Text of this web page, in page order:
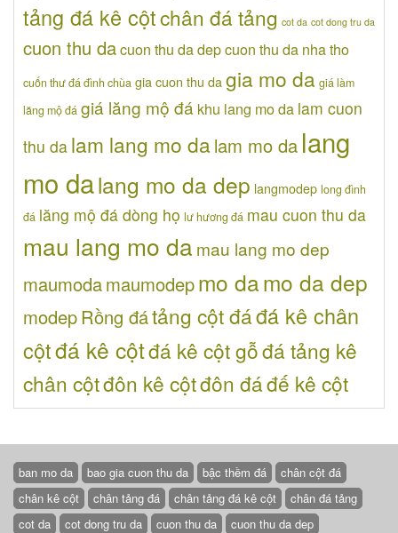
tảng đá kê cộtchân đá tảng cot da cot dong tru da
cuon thu dacuon thu da depcuon thu da nha tho
cuốn thư đá đình chùa gia cuon thu da gia mo da giá làm
lăng mộ đá giá lăng mộ đá khu lang mo da lam cuon
thu da lam lang mo dalam mo da lang
mo dalang mo da dep langmodep long đình
đá lăng mộ đá dòng họ lư hương đá mau cuon thu da
mau lang mo damau lang mo dep
maumodamaumodepmo damo da dep
modepRồng đátảng cột đáđá kê chân
cộtđá kê cộtđá kê cột gỗđá tảng kê
chân cộtđôn kê cộtđôn đáđế kê cột
ban mo da bao gia cuon thu da bậc thềm đá
chân cột đá
chân kê cột
chân tảng đá chân tảng đá kê cột
chân đá tảng
cot da
cot dong tru da cuon thu da
cuon thu da dep